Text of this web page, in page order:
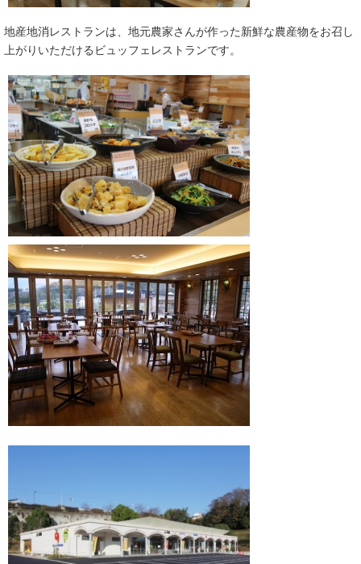
地産地消レストランは、地元農家さんが作った新鮮な農産物をお召し
上がりいただけるビュッフェレストランです。